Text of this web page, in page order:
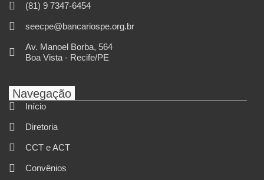
(81) 9 7347-6454
seecpe@bancariospe.org.br
Av. Manoel Borba, 564
Boa Vista - Recife/PE
Navegação
Início
Diretoria
CCT e ACT
Convênios